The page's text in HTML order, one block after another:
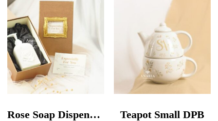
Rose Soap Dispenser Gift Box Teapot Small DPB